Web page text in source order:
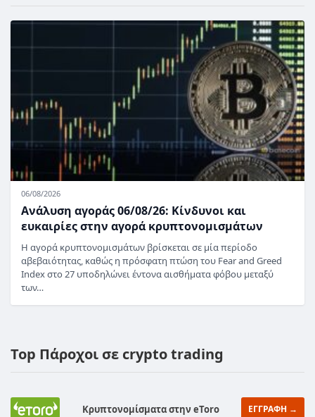
06/08/2026
Ανάλυση αγοράς 06/08/26: Κίνδυνοι και
ευκαιρίες στην αγορά κρυπτονομισμάτων
Η αγορά κρυπτονομισμάτων βρίσκεται σε μία περίοδο
αβεβαιότητας, καθώς η πρόσφατη πτώση του Fear and Greed
Index στο 27 υποδηλώνει έντονα αισθήματα φόβου μεταξύ
των…
Top Πάροχοι σε crypto trading
Κρυπτονομίσματα στην eToro ΕΓΓΡΑΦΗ →